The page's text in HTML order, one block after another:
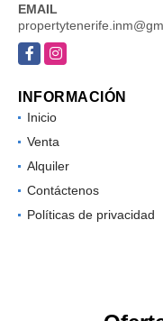
EMAIL
FacebookInstagram
INFORMACIÓN
Inicio
Venta
Alquiler
Contáctenos
Políticas de privacidad